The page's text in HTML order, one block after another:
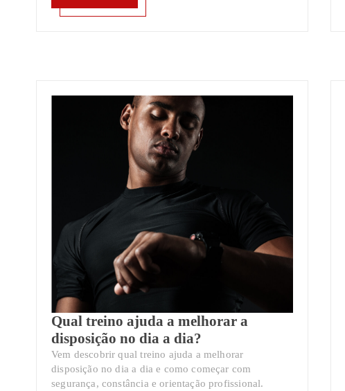
Qual treino ajuda a melhorar a
disposição no dia a dia?
Vem descobrir qual treino ajuda a melhorar
disposição no dia a dia e como começar com
segurança, constância e orientação profissional.